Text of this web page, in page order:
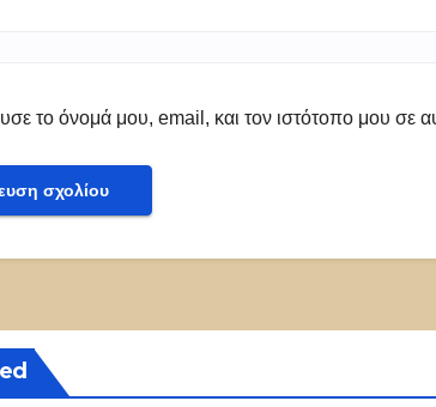
το όνομά μου, email, και τον ιστότοπο μου σε